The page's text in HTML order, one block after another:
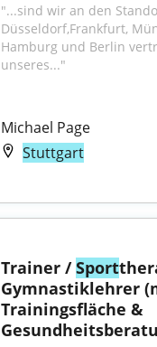
"...sind wir an den
Düsseldorf,Frankfurt,
Hamburg und Berlin
unseres..."
Michael Page
Stuttgart
Trainer / Sport
Gymnastiklehrer
Trainingsfläche &